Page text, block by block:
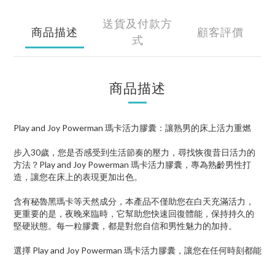
商品描述
送貨及付款方
式
顧客評價
商品描述
Play and Joy Powerman 瑪卡活力膠囊：讓熟男的床上活力重燃
步入30歲，您是否感受到生活節奏的壓力，尋找恢復昔日活力的
方法？Play and Joy Powerman 瑪卡活力膠囊，專為熟齡男性打
造，讓您在床上的表現更加出色。
含有秘魯黑瑪卡等天然成分，本產品不僅助您在白天充滿活力，
更重要的是，夜晚來臨時，它幫助您快速回復體能，保持持久的
堅硬狀態。每一粒膠囊，都是對您自信和男性魅力的加持。
選擇 Play and Joy Powerman 瑪卡活力膠囊，讓您在任何時刻都能